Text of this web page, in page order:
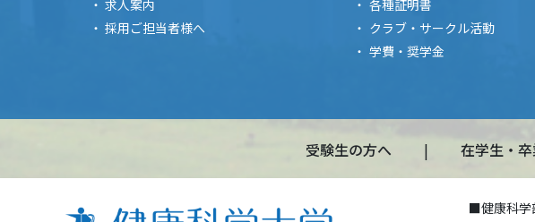
求人案内
採用ご担当者様へ
各種証明書
クラブ・サークル活動
学費・奨学金
受験生の方へ 在学生・
■健康科学